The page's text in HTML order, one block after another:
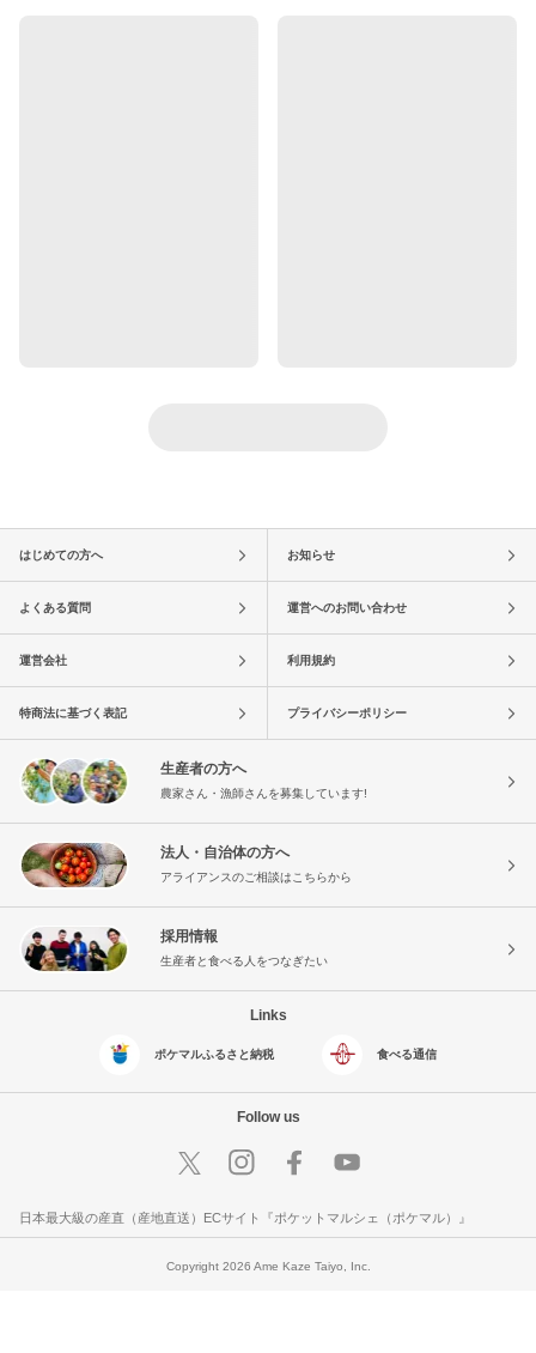
はじめての方へ お知らせ
よくある質問 運営へのお問い合わせ
運営会社 利用規約
特商法に基づく表記 プライバシーポリシー
生産者の方へ
農家さん・漁師さんを募集しています!
法人・自治体の方へ
アライアンスのご相談はこちらから
採用情報
生産者と食べる人をつなぎたい
Links
ポケマルふるさと納税 食べる通信
Follow us
日本最大級の産直（産地直送）ECサイト『ポケットマルシェ（ポケマル）』
Copyright 2026 Ame Kaze Taiyo, Inc.